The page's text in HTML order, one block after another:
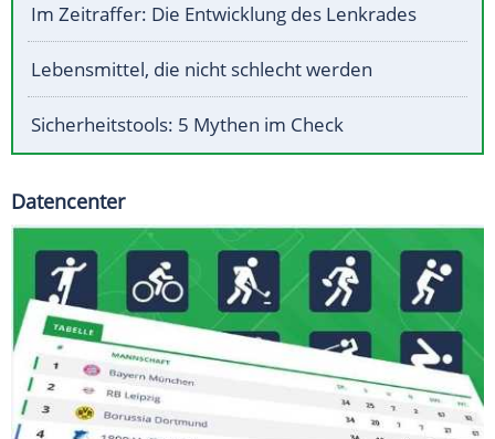
Im Zeitraffer: Die Entwicklung des Lenkrades
Lebensmittel, die nicht schlecht werden
Sicherheitstools: 5 Mythen im Check
Datencenter